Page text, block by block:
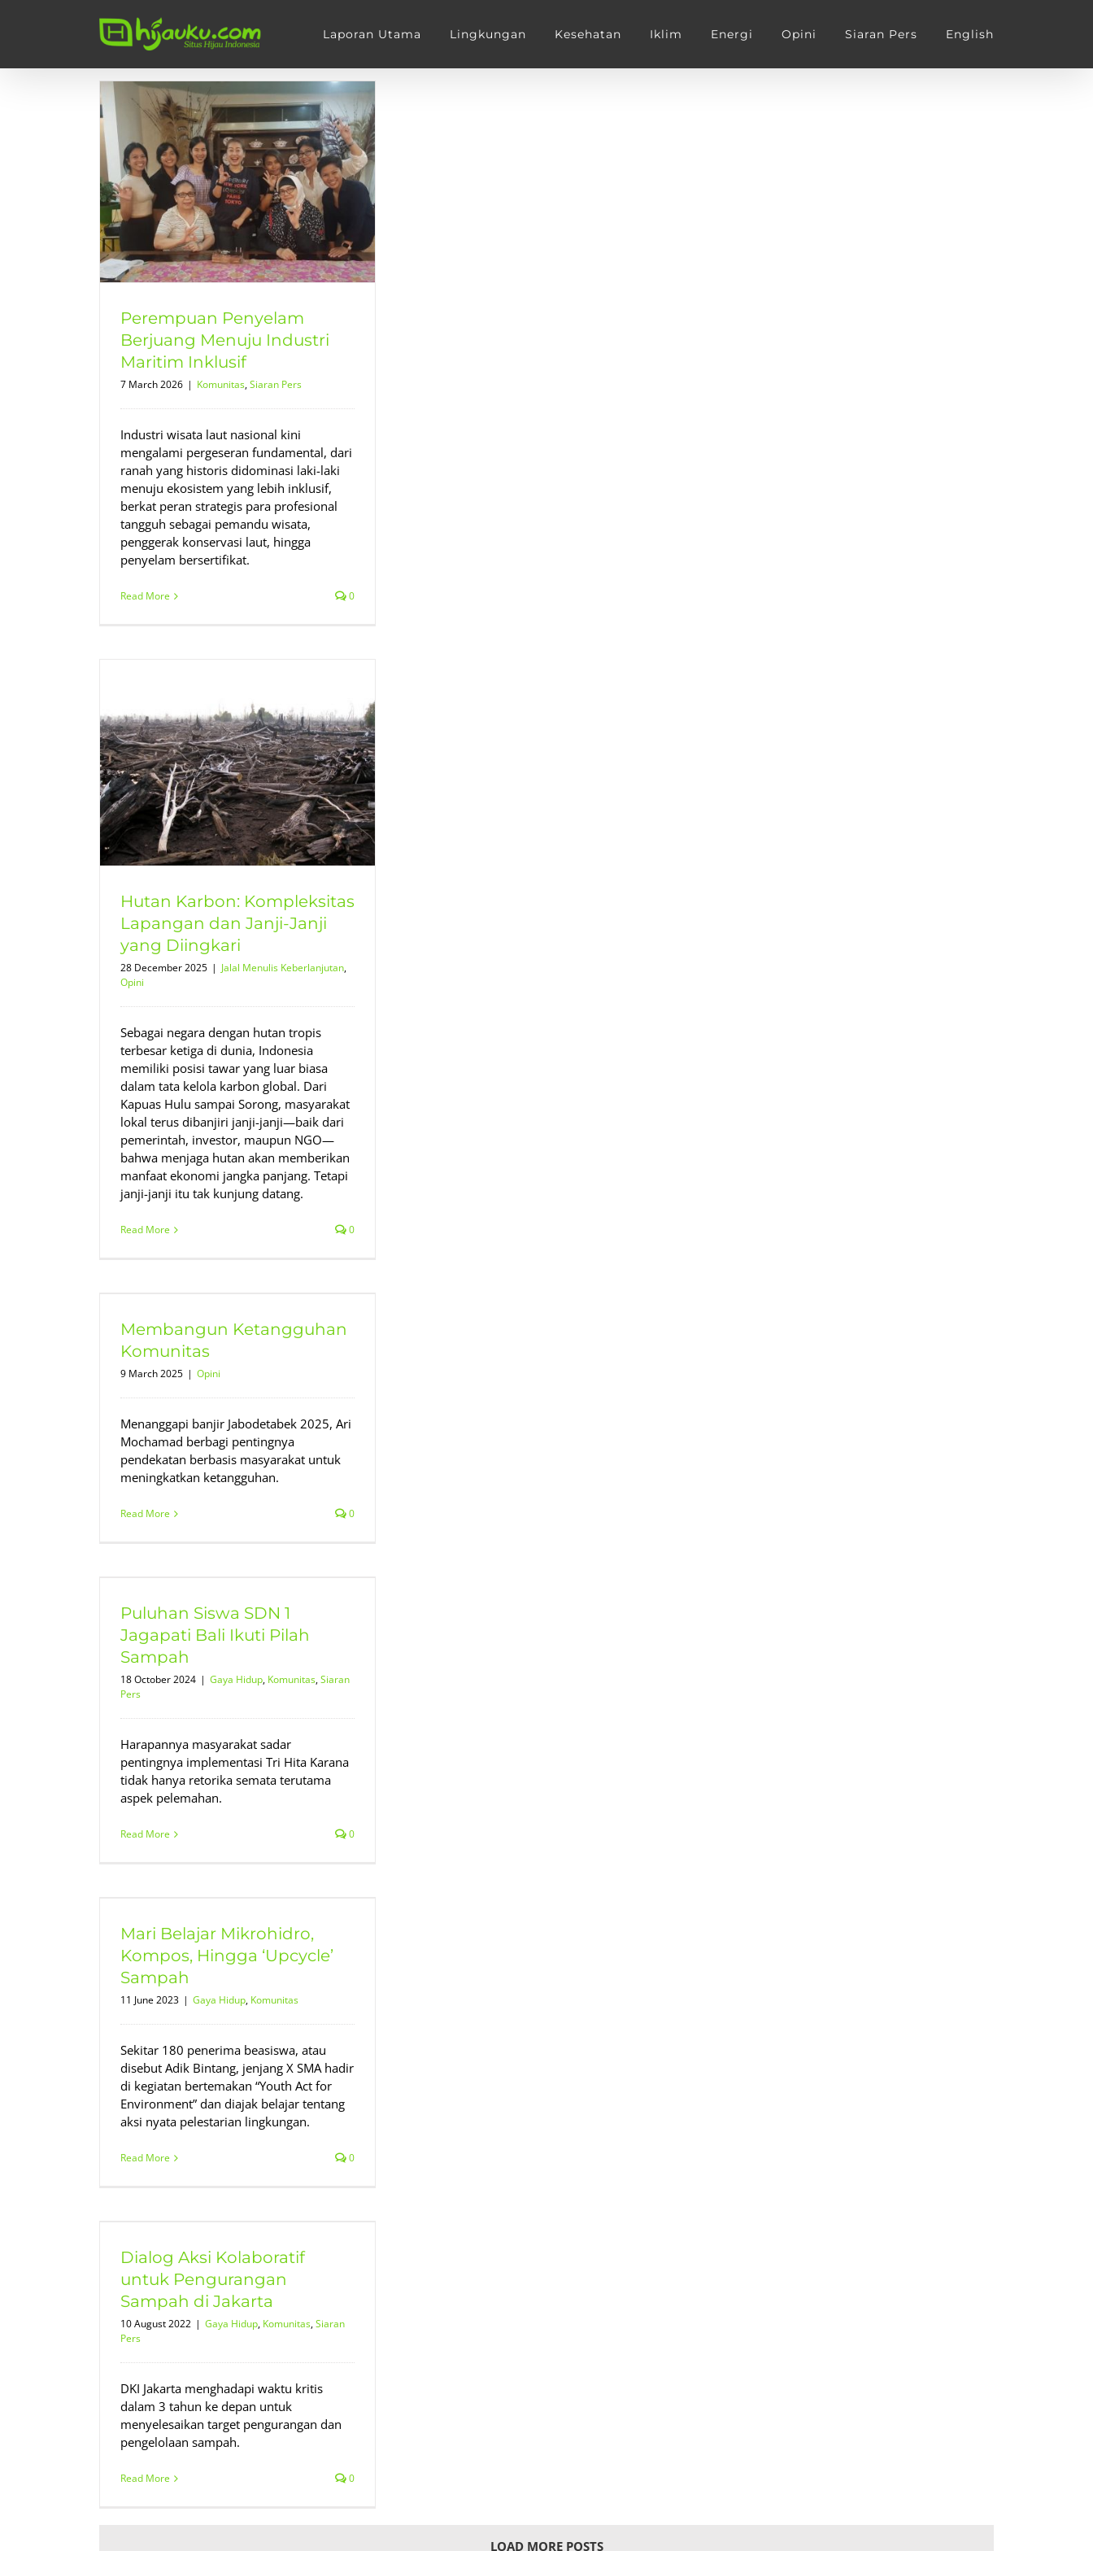
Laporan Utama Lingkungan Kesehatan Iklim Energi Opini Siaran Pers English
Perempuan Penyelam
Berjuang Menuju Industri
Maritim Inklusif
7 March 2026 | Komunitas,Siaran Pers
Industri wisata laut nasional kini
mengalami pergeseran fundamental, dari
ranah yang historis didominasi laki-laki
menuju ekosistem yang lebih inklusif,
berkat peran strategis para profesional
tangguh sebagai pemandu wisata,
penggerak konservasi laut, hingga
penyelam bersertifikat.
Read More 0
Hutan Karbon: Kompleksitas
Lapangan dan Janji-Janji
yang Diingkari
28 December 2025 | Jalal Menulis Keberlanjutan,
Opini
Sebagai negara dengan hutan tropis
terbesar ketiga di dunia, Indonesia
memiliki posisi tawar yang luar biasa
dalam tata kelola karbon global. Dari
Kapuas Hulu sampai Sorong, masyarakat
lokal terus dibanjiri janji-janji—baik dari
pemerintah, investor, maupun NGO—
bahwa menjaga hutan akan memberikan
manfaat ekonomi jangka panjang. Tetapi
janji-janji itu tak kunjung datang.
Read More 0
Membangun Ketangguhan
Komunitas
9 March 2025 | Opini
Menanggapi banjir Jabodetabek 2025, Ari
Mochamad berbagi pentingnya
pendekatan berbasis masyarakat untuk
meningkatkan ketangguhan.
Read More 0
Puluhan Siswa SDN 1
Jagapati Bali Ikuti Pilah
Sampah
18 October 2024 | Gaya Hidup, Komunitas,Siaran
Pers
Harapannya masyarakat sadar
pentingnya implementasi Tri Hita Karana
tidak hanya retorika semata terutama
aspek pelemahan.
Read More 0
Mari Belajar Mikrohidro,
Kompos, Hingga ‘Upcycle’
Sampah
11 June 2023 | Gaya Hidup, Komunitas
Sekitar 180 penerima beasiswa, atau
disebut Adik Bintang, jenjang X SMA hadir
di kegiatan bertemakan “Youth Act for
Environment” dan diajak belajar tentang
aksi nyata pelestarian lingkungan.
Read More 0
Dialog Aksi Kolaboratif
untuk Pengurangan
Sampah di Jakarta
10 August 2022 | Gaya Hidup, Komunitas,Siaran
Pers
DKI Jakarta menghadapi waktu kritis
dalam 3 tahun ke depan untuk
menyelesaikan target pengurangan dan
pengelolaan sampah.
Read More 0
LOAD MORE POSTS